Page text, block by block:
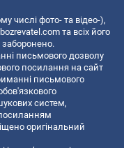
числі фото- та відео-),
та всіх його
заборонено.
письмового дозволу
посилання на сайт
письмового
систем,
посиланням
оригінальний